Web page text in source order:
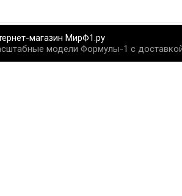
магазин МирФ1.ру
модели Формулы-1 с